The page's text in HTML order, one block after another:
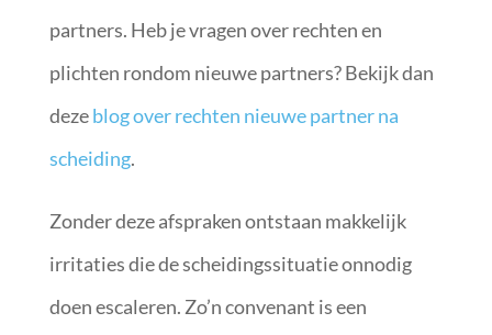
partners. Heb je vragen over rechten en
plichten rondom nieuwe partners? Bekijk dan
dezeblog over rechten nieuwe partner na
scheiding.
Zonder deze afspraken ontstaan makkelijk
irritaties die de scheidingssituatie onnodig
doen escaleren. Zo’n convenant is een